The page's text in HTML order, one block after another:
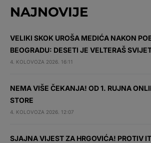
NAJNOVIJE
VELIKI SKOK UROŠA MEDIĆA NAKON
BEOGRADU: DESETI JE VELTERAŠ
4. KOLOVOZA 2026. 16:11
NEMA VIŠE ČEKANJA! OD 1. RUJNA
STORE
4. KOLOVOZA 2026. 12:07
SJAJNA VIJEST ZA HRGOVIĆA! PROTIV